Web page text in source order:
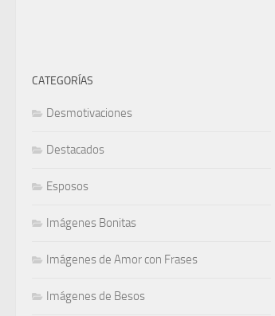
CATEGORÍAS
Desmotivaciones
Destacados
Esposos
Imágenes Bonitas
Imágenes de Amor con Frases
Imágenes de Besos